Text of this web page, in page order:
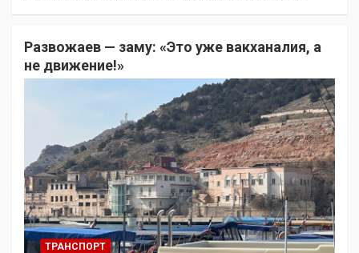
Развожаев — заму: «Это уже вакханалия, а
не движение!»
ТРАНСПОРТ